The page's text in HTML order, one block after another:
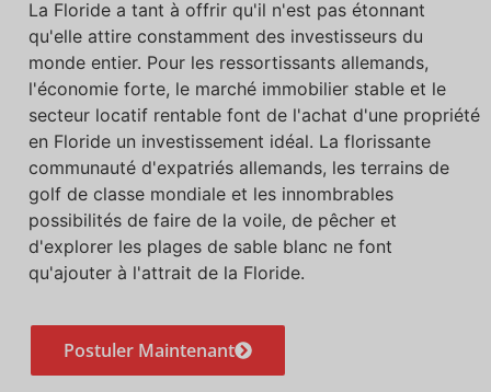
La Floride a tant à offrir qu'il n'est pas étonnant
qu'elle attire constamment des investisseurs du
monde entier. Pour les ressortissants allemands,
l'économie forte, le marché immobilier stable et le
secteur locatif rentable font de l'achat d'une propriété
en Floride un investissement idéal. La florissante
communauté d'expatriés allemands, les terrains de
golf de classe mondiale et les innombrables
possibilités de faire de la voile, de pêcher et
d'explorer les plages de sable blanc ne font
qu'ajouter à l'attrait de la Floride.
Postuler Maintenant